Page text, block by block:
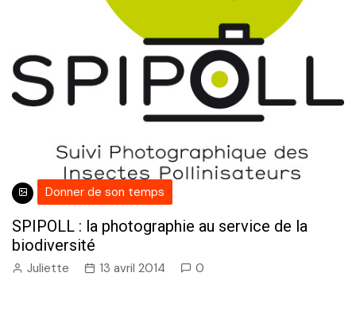
Donner de son temps
SPIPOLL : la photographie au service de la
biodiversité
Juliette 13 avril 2014 0